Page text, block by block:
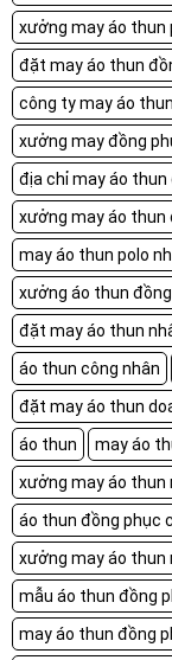
xưởng may áo thun
đặt may áo thun
công ty may áo
xưởng may đồng
địa chỉ may áo
xưởng may áo thun
may áo thun polo
xưởng áo thun
đặt may áo thun
áo thun công nhân
đặt may áo thun
áo thun
may áo
xưởng may áo thun
áo thun đồng phục
xưởng may áo thun
mẫu áo thun đồng
may áo thun đồng